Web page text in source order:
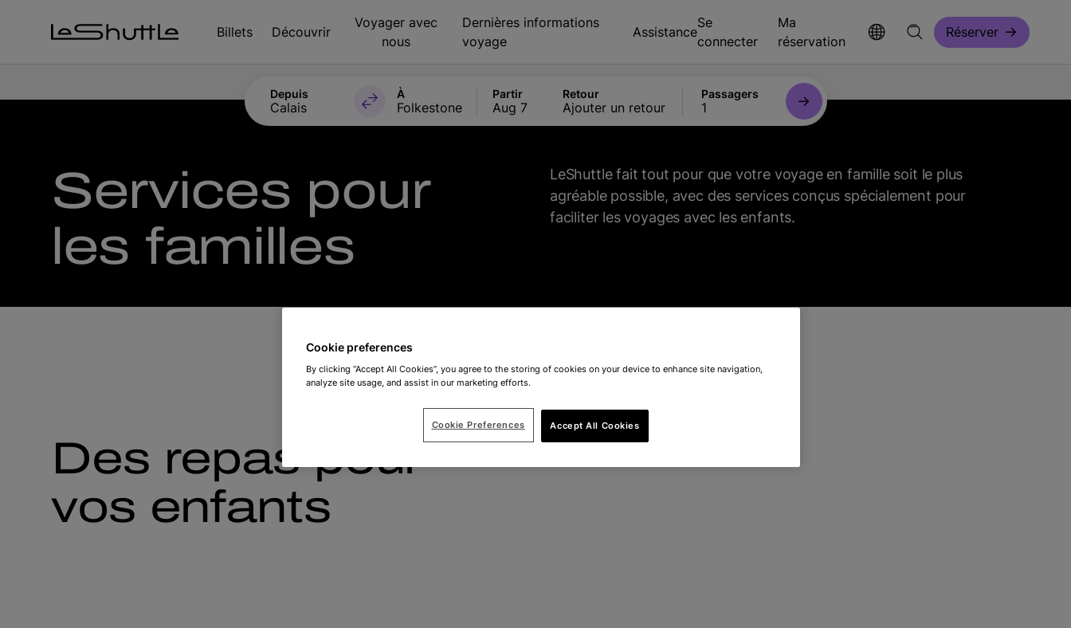
Billets
Découvrir
Voyager avec
nous
Dernières informations
voyage
Assistance
Se
connecter
Ma
réservation
Réserver
Depuis
Calais
À
Folkestone
Partir
Aug 7
Retour
Ajouter un retour
Passagers
1
Services pour
les familles
LeShuttle fait tout pour que votre voyage en famille soit le plus
agréable possible, avec des services conçus spécialement pour
faciliter les voyages avec les enfants.
Des repas pour
vos enfants
Cookie preferences
By clicking “Accept All Cookies”, you agree to the storing of cookies on your device to enhance site navigation,
analyze site usage, and assist in our marketing efforts.
Accept All Cookies
Cookie Preferences